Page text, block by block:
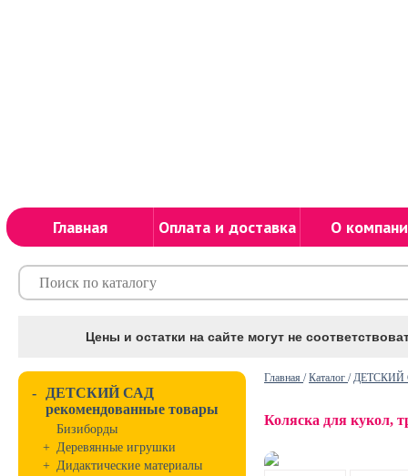
Главная Оплата и доставка О
Цены и остатки на сайте могут не
-
ДЕТСКИЙ САД
рекомендованные товары
Бизиборды
+ Деревянные игрушки
+ Дидактические материалы
Главная /Каталог /ДЕТСКИЙ
Коляска для кукол,